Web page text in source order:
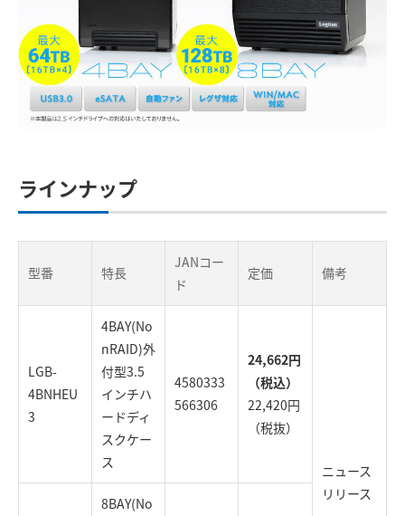
ラインナップ
型番 特長
JANコー
ド
定価 備考
LGB-
4BNHEU
3
4BAY(No
nRAID)外
付型3.5
インチハ
ードディ
スクケー
ス
4580333
566306
24,662円
（税込）
22,420円
（税抜）
ニュース
リリース
8BAY(No